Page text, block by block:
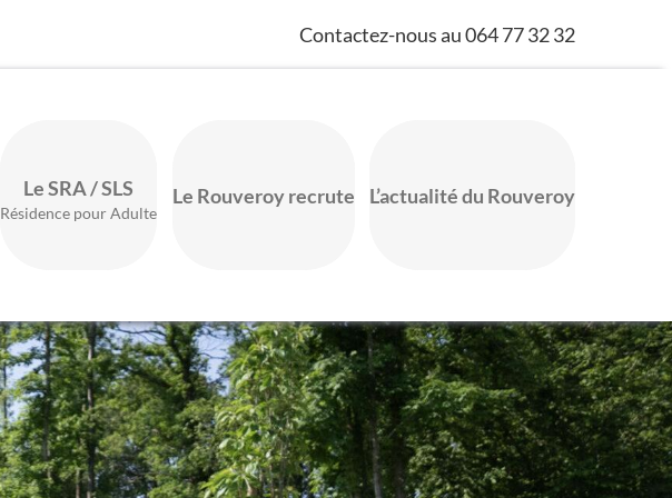
Contactez-nous au 064 77 32 32
Le SRA / SLS
Résidence pour Adulte
Le Rouveroy recrute L’actualité du Rouveroy